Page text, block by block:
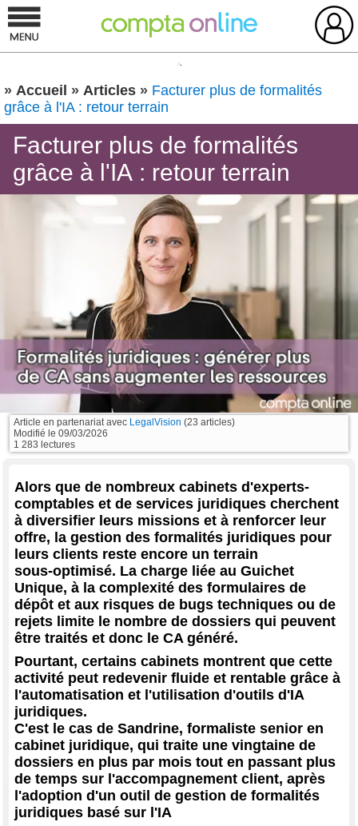
» Accueil » Articles » Facturer plus de formalités
grâce à l'IA : retour terrain
Facturer plus de formalités
grâce à l'IA : retour terrain
Article en partenariat avec LegalVision (23 articles)
Modifié le 09/03/2026
1 283 lectures
Alors que de nombreux cabinets d'experts-
comptables et de services juridiques cherchent
à diversifier leurs missions et à renforcer leur
offre, la gestion des formalités juridiques pour
leurs clients reste encore un terrain
sous‑optimisé. La charge liée au Guichet
Unique, à la complexité des formulaires de
dépôt et aux risques de bugs techniques ou de
rejets limite le nombre de dossiers qui peuvent
être traités et donc le CA généré.
Pourtant, certains cabinets montrent que cette
activité peut redevenir fluide et rentable grâce à
l'automatisation et l'utilisation d'outils d'IA
juridiques.
C'est le cas de Sandrine, formaliste senior en
cabinet juridique, qui traite une vingtaine de
dossiers en plus par mois tout en passant plus
de temps sur l'accompagnement client, après
l'adoption d'un outil de gestion de formalités
juridiques basé sur l'IA